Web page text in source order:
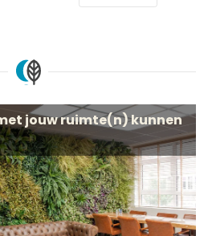
jouw ruimte(n) kunnen